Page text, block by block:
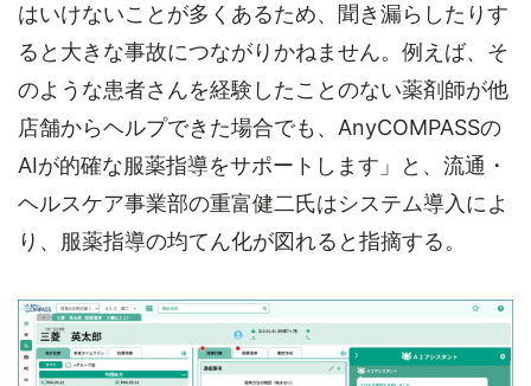
はいけないことが多くあるため、聞き漏らしたりす
ると大きな事故につながりかねません。例えば、そ
のような患者さんを経験したことのない薬剤師が他
店舗からヘルプできた場合でも、AnyCOMPASSの
AIが的確な服薬指導をサポートします」と、流通・
ヘルスケア事業部の重富健二氏はシステム導入によ
り、服薬指導の均てん化が図れると指摘する。